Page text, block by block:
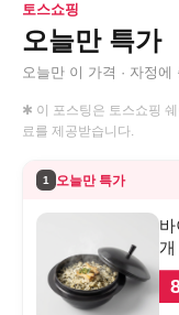
토스쇼핑
오늘만 특가
오늘만 이 가격 · 자정에
✱ 이 포스팅은 토스쇼핑
료를 제공받습니다.
1 오늘만 특가
개